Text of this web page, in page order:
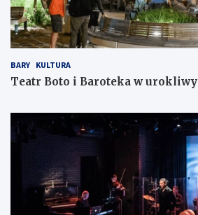
BARY KULTURA
Teatr Boto i Baroteka w